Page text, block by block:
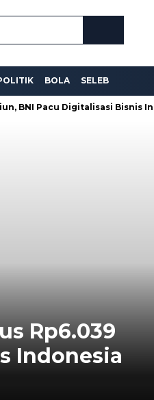
BOLA SELEB
Pacu Digitalisasi Bisnis
Rp6.039
Indonesia